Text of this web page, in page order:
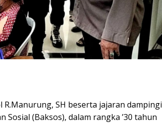
R.Manurung, SH beserta jajaran dampingi
(Baksos), dalam rangka ’30 tahun